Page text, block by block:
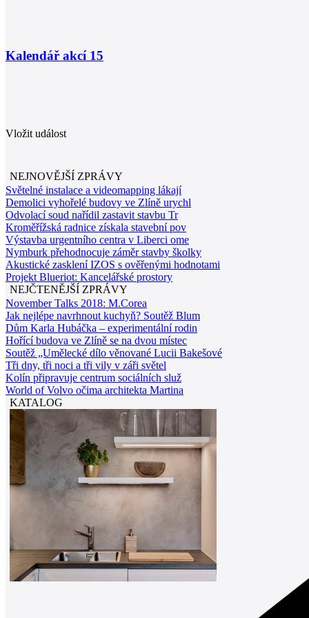
Kalendář akcí 15
Vložit událost
NEJNOVĚJŠÍ ZPRÁVY
Světelné instalace a videomapping lákají
Demolici vyhořelé budovy ve Zlíně urychl
Odvolací soud nařídil zastavit stavbu Tr
Kroměřížská radnice získala stavební pov
Výstavba urgentního centra v Liberci ome
Nymburk přehodnocuje záměr stavby školky
Akustické zasklení IZOS s ověřenými hodnotami
Projekt Blueriot: Kancelářské prostory
NEJČTENĚJŠÍ ZPRÁVY
November Talks 2018: M.Corea
Jak nejlépe navrhnout kuchyň? Soutěž Blum
Dům Karla Hubáčka – experimentální rodin
Hořící budova ve Zlíně se na dvou místec
Soutěž „Umělecké dílo věnované Lucii Bakešové
Tři dny, tři noci a tři vily v záři světel
Kolín připravuje centrum sociálních služ
World of Volvo očima architekta Martina
KATALOG